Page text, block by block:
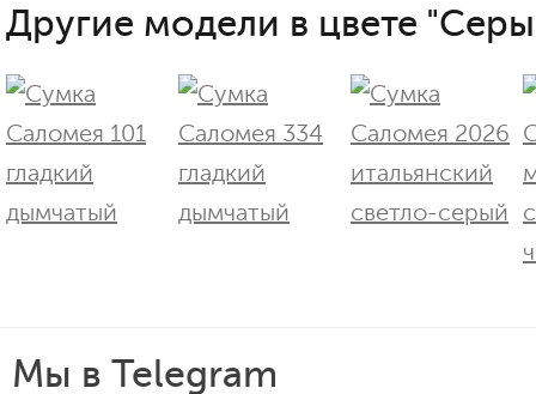
Другие модели в цвете
Мы в Telegram